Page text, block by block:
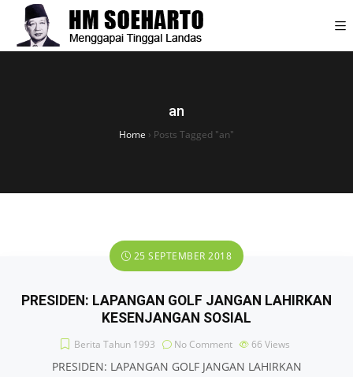
an
Home › Posts Tagged "an"
25 SEPTEMBER 2018
PRESIDEN: LAPANGAN GOLF JANGAN LAHIRKAN
KESENJANGAN SOSIAL
Berita Tahun 1993 No Comment 66 Views
PRESIDEN: LAPANGAN GOLF JANGAN LAHIRKAN